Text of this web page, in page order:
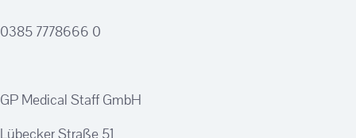
0385 7778666 0
GP Medical Staff GmbH
Lübecker Straße 51